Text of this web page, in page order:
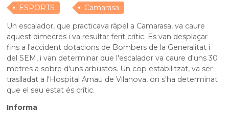
ESPORTS
Camarasa
Un escalador, que practicava ràpel a Camarasa, va caure
aquest dimecres i va resultar ferit crític. Es van desplaçar
fins a l'accident dotacions de Bombers de la Generalitat i
del SEM, i van determinar que l'escalador va caure d'uns 30
metres a sobre d'uns arbustos. Un cop estabilitzat, va ser
traslladat a l'Hospital Arnau de Vilanova, on s'ha determinat
que el seu estat és crític.
Informa